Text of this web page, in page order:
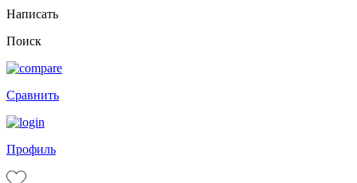
Написать
Поиск
Сравнить
Профиль